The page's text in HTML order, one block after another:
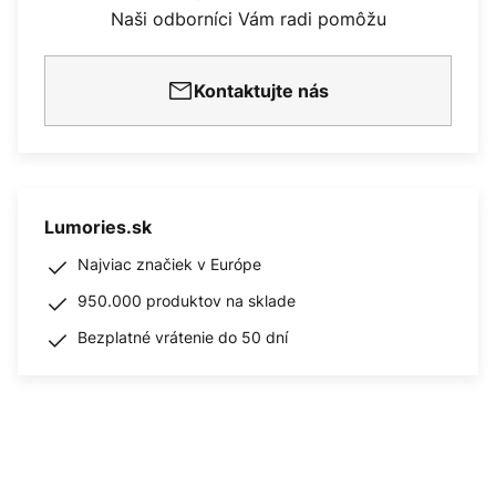
Naši odborníci Vám radi pomôžu
Kontaktujte nás
Lumories.sk
Najviac značiek v Európe
950.000 produktov na sklade
Bezplatné vrátenie do 50 dní